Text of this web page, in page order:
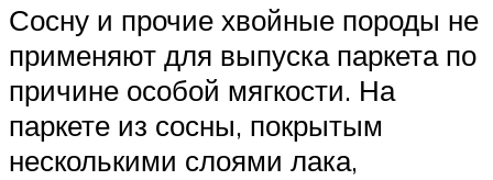
Сосну и прочие хвойные породы не
применяют для выпуска паркета по
причине особой мягкости. На
паркете из сосны, покрытым
несколькими слоями лака,